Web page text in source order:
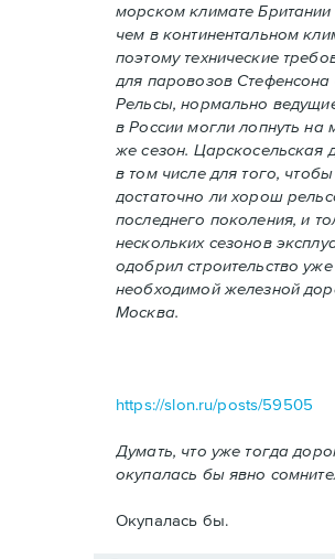
морском климате
чем в континентальном
поэтому технические
для паровозов
Рельсы, нормально
в России могли лопнуть на
же сезон. Царскосельская
в том числе для того, чтобы
достаточно ли хорош
последнего поколения, и
нескольких сезонов
одобрил строительство
необходимой железной
Москва.
https://slon.ru/posts/59505
Думать, что уже тогда
окупалась бы явно
Окупалась бы.